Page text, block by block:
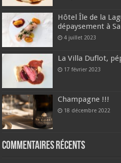
Hôtel Île de la
dépaysement à
4 juillet 2023
La Villa Duflot,
17 février 2023
Champagne !!!
18 décembre 2022
Commentaires récents